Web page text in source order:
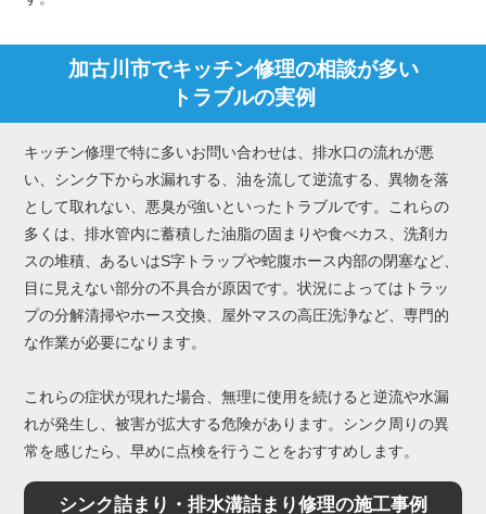
加古川市でキッチン修理の相談が多い
トラブルの実例
キッチン修理で特に多いお問い合わせは、排水口の流れが悪
い、シンク下から水漏れする、油を流して逆流する、異物を落
として取れない、悪臭が強いといったトラブルです。これらの
多くは、排水管内に蓄積した油脂の固まりや食べカス、洗剤カ
スの堆積、あるいはS字トラップや蛇腹ホース内部の閉塞など、
目に見えない部分の不具合が原因です。状況によってはトラッ
プの分解清掃やホース交換、屋外マスの高圧洗浄など、専門的
な作業が必要になります。
これらの症状が現れた場合、無理に使用を続けると逆流や水漏
れが発生し、被害が拡大する危険があります。シンク周りの異
常を感じたら、早めに点検を行うことをおすすめします。
シンク詰まり・排水溝詰まり修理の施工事例